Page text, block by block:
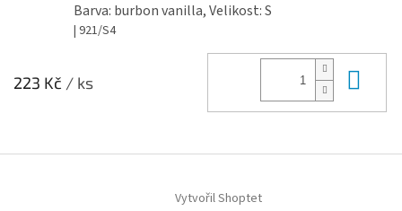
Barva: burbon vanilla, Velikost: S
| 921/S4
223 Kč / ks
Vytvořil Shoptet